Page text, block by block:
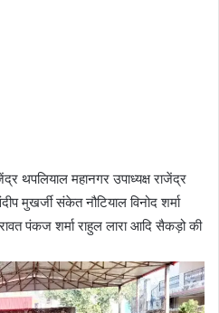
थपलियाल महानगर उपाध्यक्ष राजेंद्र
मुखर्जी संकेत नौटियाल विनोद शर्मा
पंकज शर्मा राहुल लारा आदि सैकड़ो की